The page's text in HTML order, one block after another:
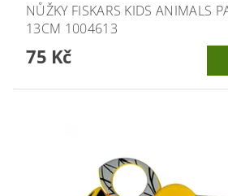
NŮŽKY FISKARS KIDS ANIMALS
13CM 1004613
75 Kč